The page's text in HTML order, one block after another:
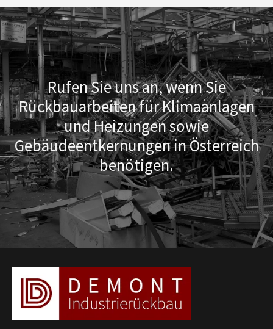
Rufen Sie uns an, wenn Sie
Rückbauarbeiten für Klimaanlagen
und Heizungen sowie
Gebäudeentkernungen in Österreich
benötigen.